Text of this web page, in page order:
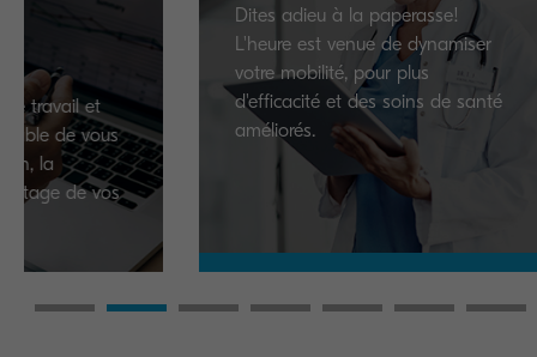
et
vous
vos
Dites adieu à la paperasse!
L'heure est venue de dynamiser
votre mobilité, pour plus
d'efficacité et des soins de santé
améliorés.